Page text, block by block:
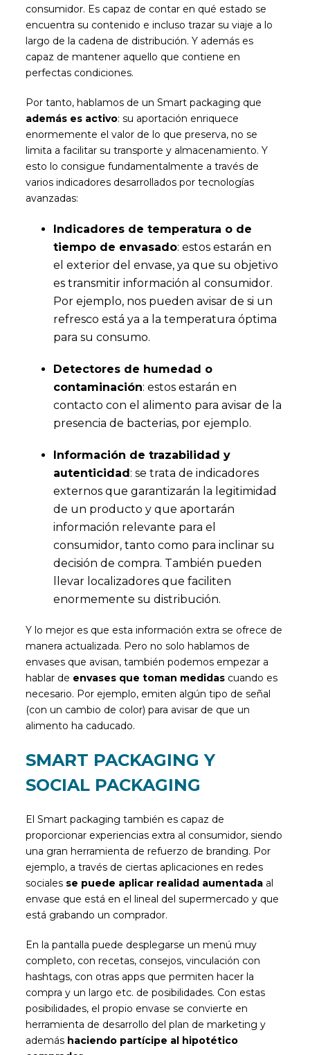
consumidor. Es capaz de contar en qué estado se
encuentra su contenido e incluso trazar su viaje a lo
largo de la cadena de distribución. Y además es
capaz de mantener aquello que contiene en
perfectas condiciones.
Por tanto, hablamos de un Smart packaging que
además es activo: su aportación enriquece
enormemente el valor de lo que preserva, no se
limita a facilitar su transporte y almacenamiento. Y
esto lo consigue fundamentalmente a través de
varios indicadores desarrollados por tecnologías
avanzadas:
Indicadores de temperatura o de
tiempo de envasado: estos estarán en
el exterior del envase, ya que su objetivo
es transmitir información al consumidor.
Por ejemplo, nos pueden avisar de si un
refresco está ya a la temperatura óptima
para su consumo.
Detectores de humedad o
contaminación: estos estarán en
contacto con el alimento para avisar de la
presencia de bacterias, por ejemplo.
Información de trazabilidad y
autenticidad: se trata de indicadores
externos que garantizarán la legitimidad
de un producto y que aportarán
información relevante para el
consumidor, tanto como para inclinar su
decisión de compra. También pueden
llevar localizadores que faciliten
enormemente su distribución.
Y lo mejor es que esta información extra se ofrece de
manera actualizada. Pero no solo hablamos de
envases que avisan, también podemos empezar a
hablar de envases que toman medidas cuando es
necesario. Por ejemplo, emiten algún tipo de señal
(con un cambio de color) para avisar de que un
alimento ha caducado.
SMART PACKAGING Y
SOCIAL PACKAGING
El Smart packaging también es capaz de
proporcionar experiencias extra al consumidor, siendo
una gran herramienta de refuerzo de branding. Por
ejemplo, a través de ciertas aplicaciones en redes
sociales se puede aplicar realidad aumentada al
envase que está en el lineal del supermercado y que
está grabando un comprador.
En la pantalla puede desplegarse un menú muy
completo, con recetas, consejos, vinculación con
hashtags, con otras apps que permiten hacer la
compra y un largo etc. de posibilidades. Con estas
posibilidades, el propio envase se convierte en
herramienta de desarrollo del plan de marketing y
además haciendo partícipe al hipotético